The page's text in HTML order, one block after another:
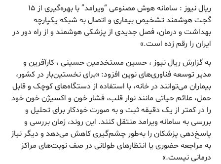
ریال نیوز : سامانه هوش مصنوعی “ویرامد” با بهره‌گیری از ۱۵
گجت هوشمند تشخیص بیماری و اتصال به شبکه یکپارچه
بهداشت و درمان، فصل جدیدی از پزشکی هوشمند و از راه دور در
ایران را رقم زده است.»
به گزارش ریال نیوز ، حسین مستخدمین حسینی ، کارآفرین و
مدیر توسعه فناوری‌های نوین افزود: «برای نخستین‌بار در کشور،
بیماران می‌توانند در خانه، با استفاده از دستگاه‌های کوچک و قابل
حمل، علائم حیاتی مانند نوار قلب، فشار خون و اکسیژن خون خود
را در کمتر از یک دقیقه ثبت و به صورت خودکار برای تحلیل و
بررسی به سامانه ویرامد منتقل کنند. این روند، زمان بررسی و
پاسخ‌دهی پزشکان را به‌طور چشم‌گیری کاهش می‌دهد و دیگر نیاز
به مراجعه حضوری یا انتظارهای طولانی در صف نوبت‌های مراکز
درمانی نیست.»